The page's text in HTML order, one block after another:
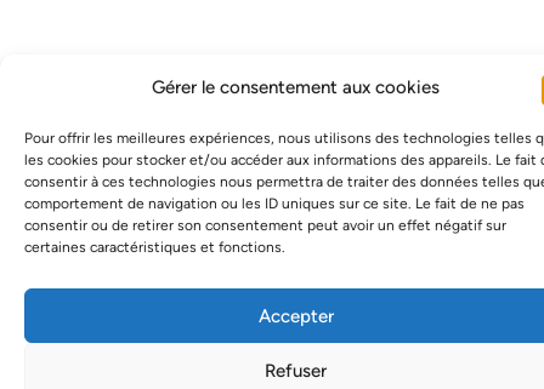
Gérer le consentement aux cookies
Pour offrir les meilleures expériences, nous utilisons des technologies telles
les cookies pour stocker et/ou accéder aux informations des appareils. Le fait
consentir à ces technologies nous permettra de traiter des données telles
comportement de navigation ou les ID uniques sur ce site. Le fait de ne pas
consentir ou de retirer son consentement peut avoir un effet négatif sur
certaines caractéristiques et fonctions.
Accepter
Refuser